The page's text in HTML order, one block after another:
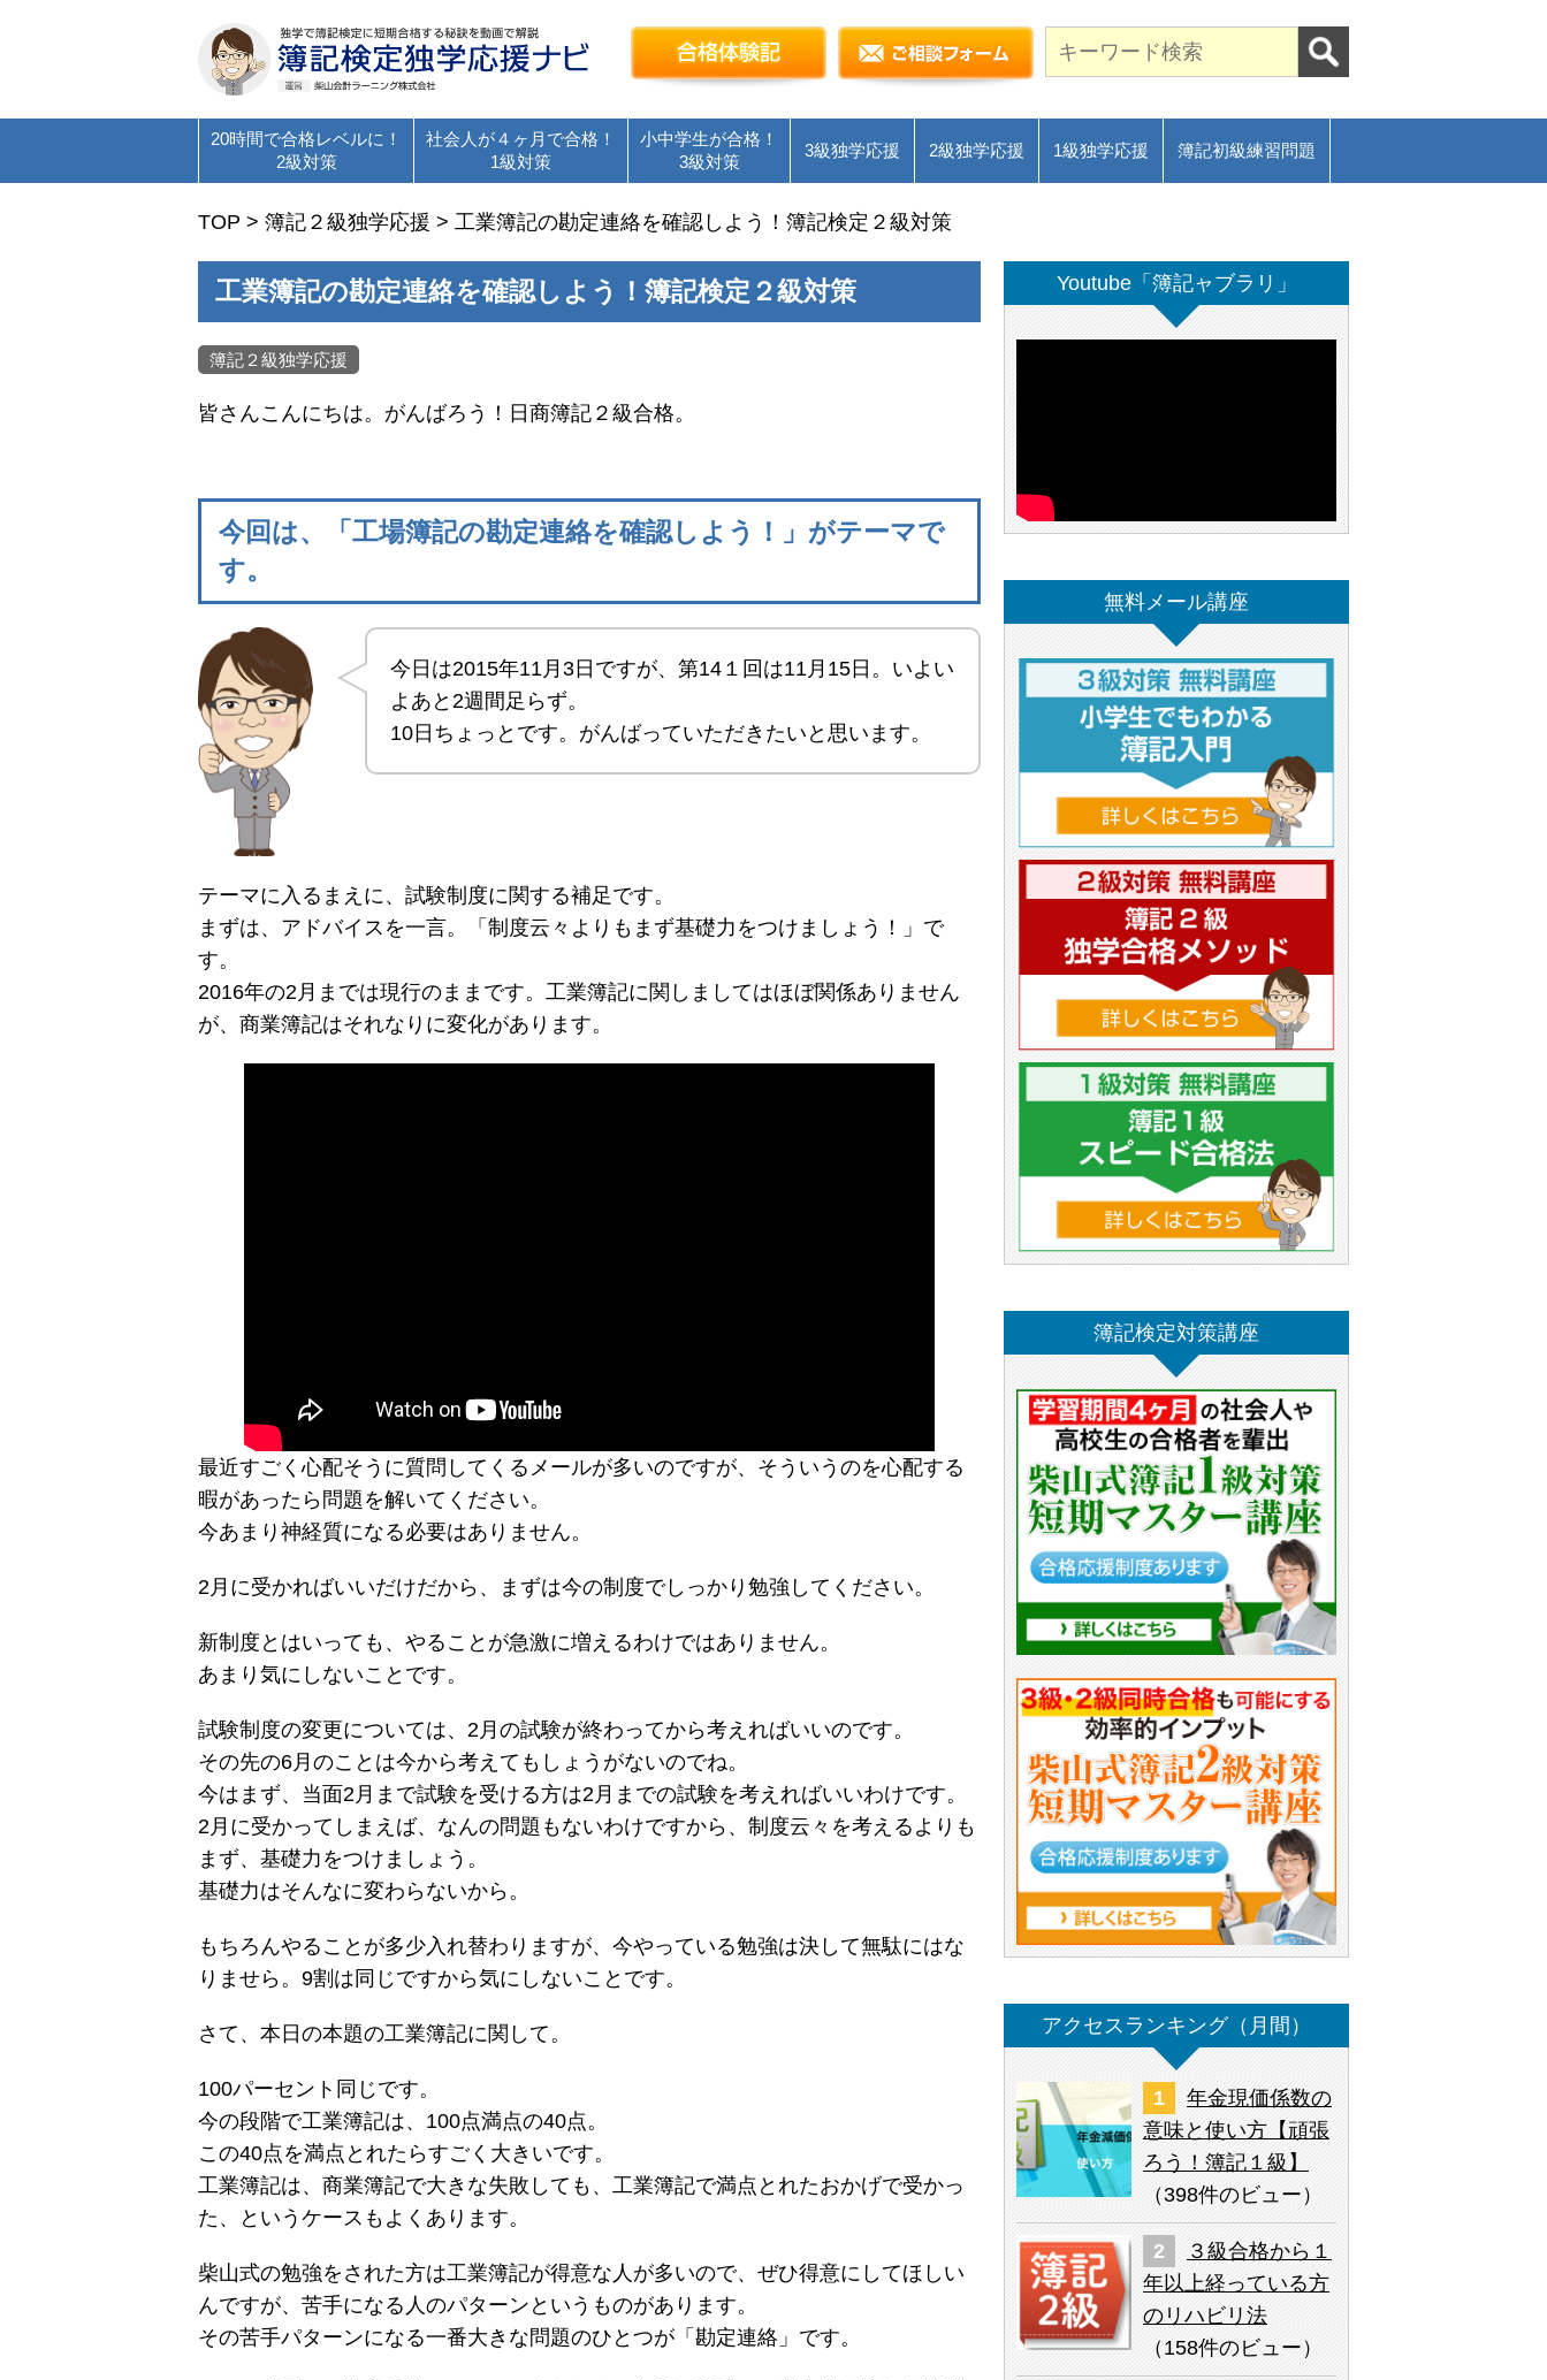
簿記検定独学応援～簿記１級・２級・３級を短期合格に導く通信講座～
合格体験記 ご相談フォーム
20時間で合格レベルに！
2級対策
社会人が４ヶ月で合格！
1級対策
小中学生が合格！
3級対策
3級独学応援 2級独学応援 1級独学応援 簿記初級練習問題
TOP > 簿記２級独学応援 > 工業簿記の勘定連絡を確認しよう！簿記検定２級対策
工業簿記の勘定連絡を確認しよう！簿記検定２級対策
簿記２級独学応援
皆さんこんにちは。がんばろう！日商簿記２級合格。
今回は、「工場簿記の勘定連絡を確認しよう！」がテーマで
す。
今日は2015年11月3日ですが、第14１回は11月15日。いよい
よあと2週間足らず。
10日ちょっとです。がんばっていただきたいと思います。
テーマに入るまえに、試験制度に関する補足です。
まずは、アドバイスを一言。「制度云々よりもまず基礎力をつけましょう！」で
す。
2016年の2月までは現行のままです。工業簿記に関しましてはほぼ関係ありません
が、商業簿記はそれなりに変化があります。
最近すごく心配そうに質問してくるメールが多いのですが、そういうのを心配する
暇があったら問題を解いてください。
今あまり神経質になる必要はありません。
2月に受かればいいだけだから、まずは今の制度でしっかり勉強してください。
新制度とはいっても、やることが急激に増えるわけではありません。
あまり気にしないことです。
試験制度の変更については、2月の試験が終わってから考えればいいのです。
その先の6月のことは今から考えてもしょうがないのでね。
今はまず、当面2月まで試験を受ける方は2月までの試験を考えればいいわけです。
2月に受かってしまえば、なんの問題もないわけですから、制度云々を考えるよりも
まず、基礎力をつけましょう。
基礎力はそんなに変わらないから。
もちろんやることが多少入れ替わりますが、今やっている勉強は決して無駄にはな
りませら。9割は同じですから気にしないことです。
さて、本日の本題の工業簿記に関して。
100パーセント同じです。
今の段階で工業簿記は、100点満点の40点。
この40点を満点とれたらすごく大きいです。
工業簿記は、商業簿記で大きな失敗しても、工業簿記で満点とれたおかげで受かっ
た、というケースもよくあります。
柴山式の勉強をされた方は工業簿記が得意な人が多いので、ぜひ得意にしてほしい
んですが、苦手になる人のパターンというものがあります。
その苦手パターンになる一番大きな問題のひとつが「勘定連絡」です。
Youtube「簿記ャブラリ」
無料メール講座
簿記検定対策講座
アクセスランキング（月間）
年金現価係数の
意味と使い方【頑張
ろう！簿記１級】
（398件のビュー ）
３級合格から１
年以上経っている方
のリハビリ法
（ 158件のビュー）